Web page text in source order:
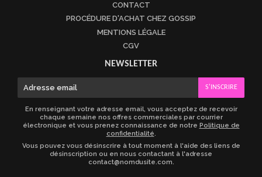
CONTACT
PROCÉDURE D'ACHAT CHEZ GOSSIP
MENTIONS LÉGALE
CGV
NEWSLETTER
S'INSCRIRE
En renseignant votre adresse email, vous acceptez de recevoir
chaque semaine nos offres commerciales par courrier
électronique et vous prenez connaissance de notre Politique de
confidentialité.
Vous pouvez vous désinscrire à tout moment à l'aide des liens de
désinscription ou en nous contactant à l'adresse
contact@nomdusite.com.